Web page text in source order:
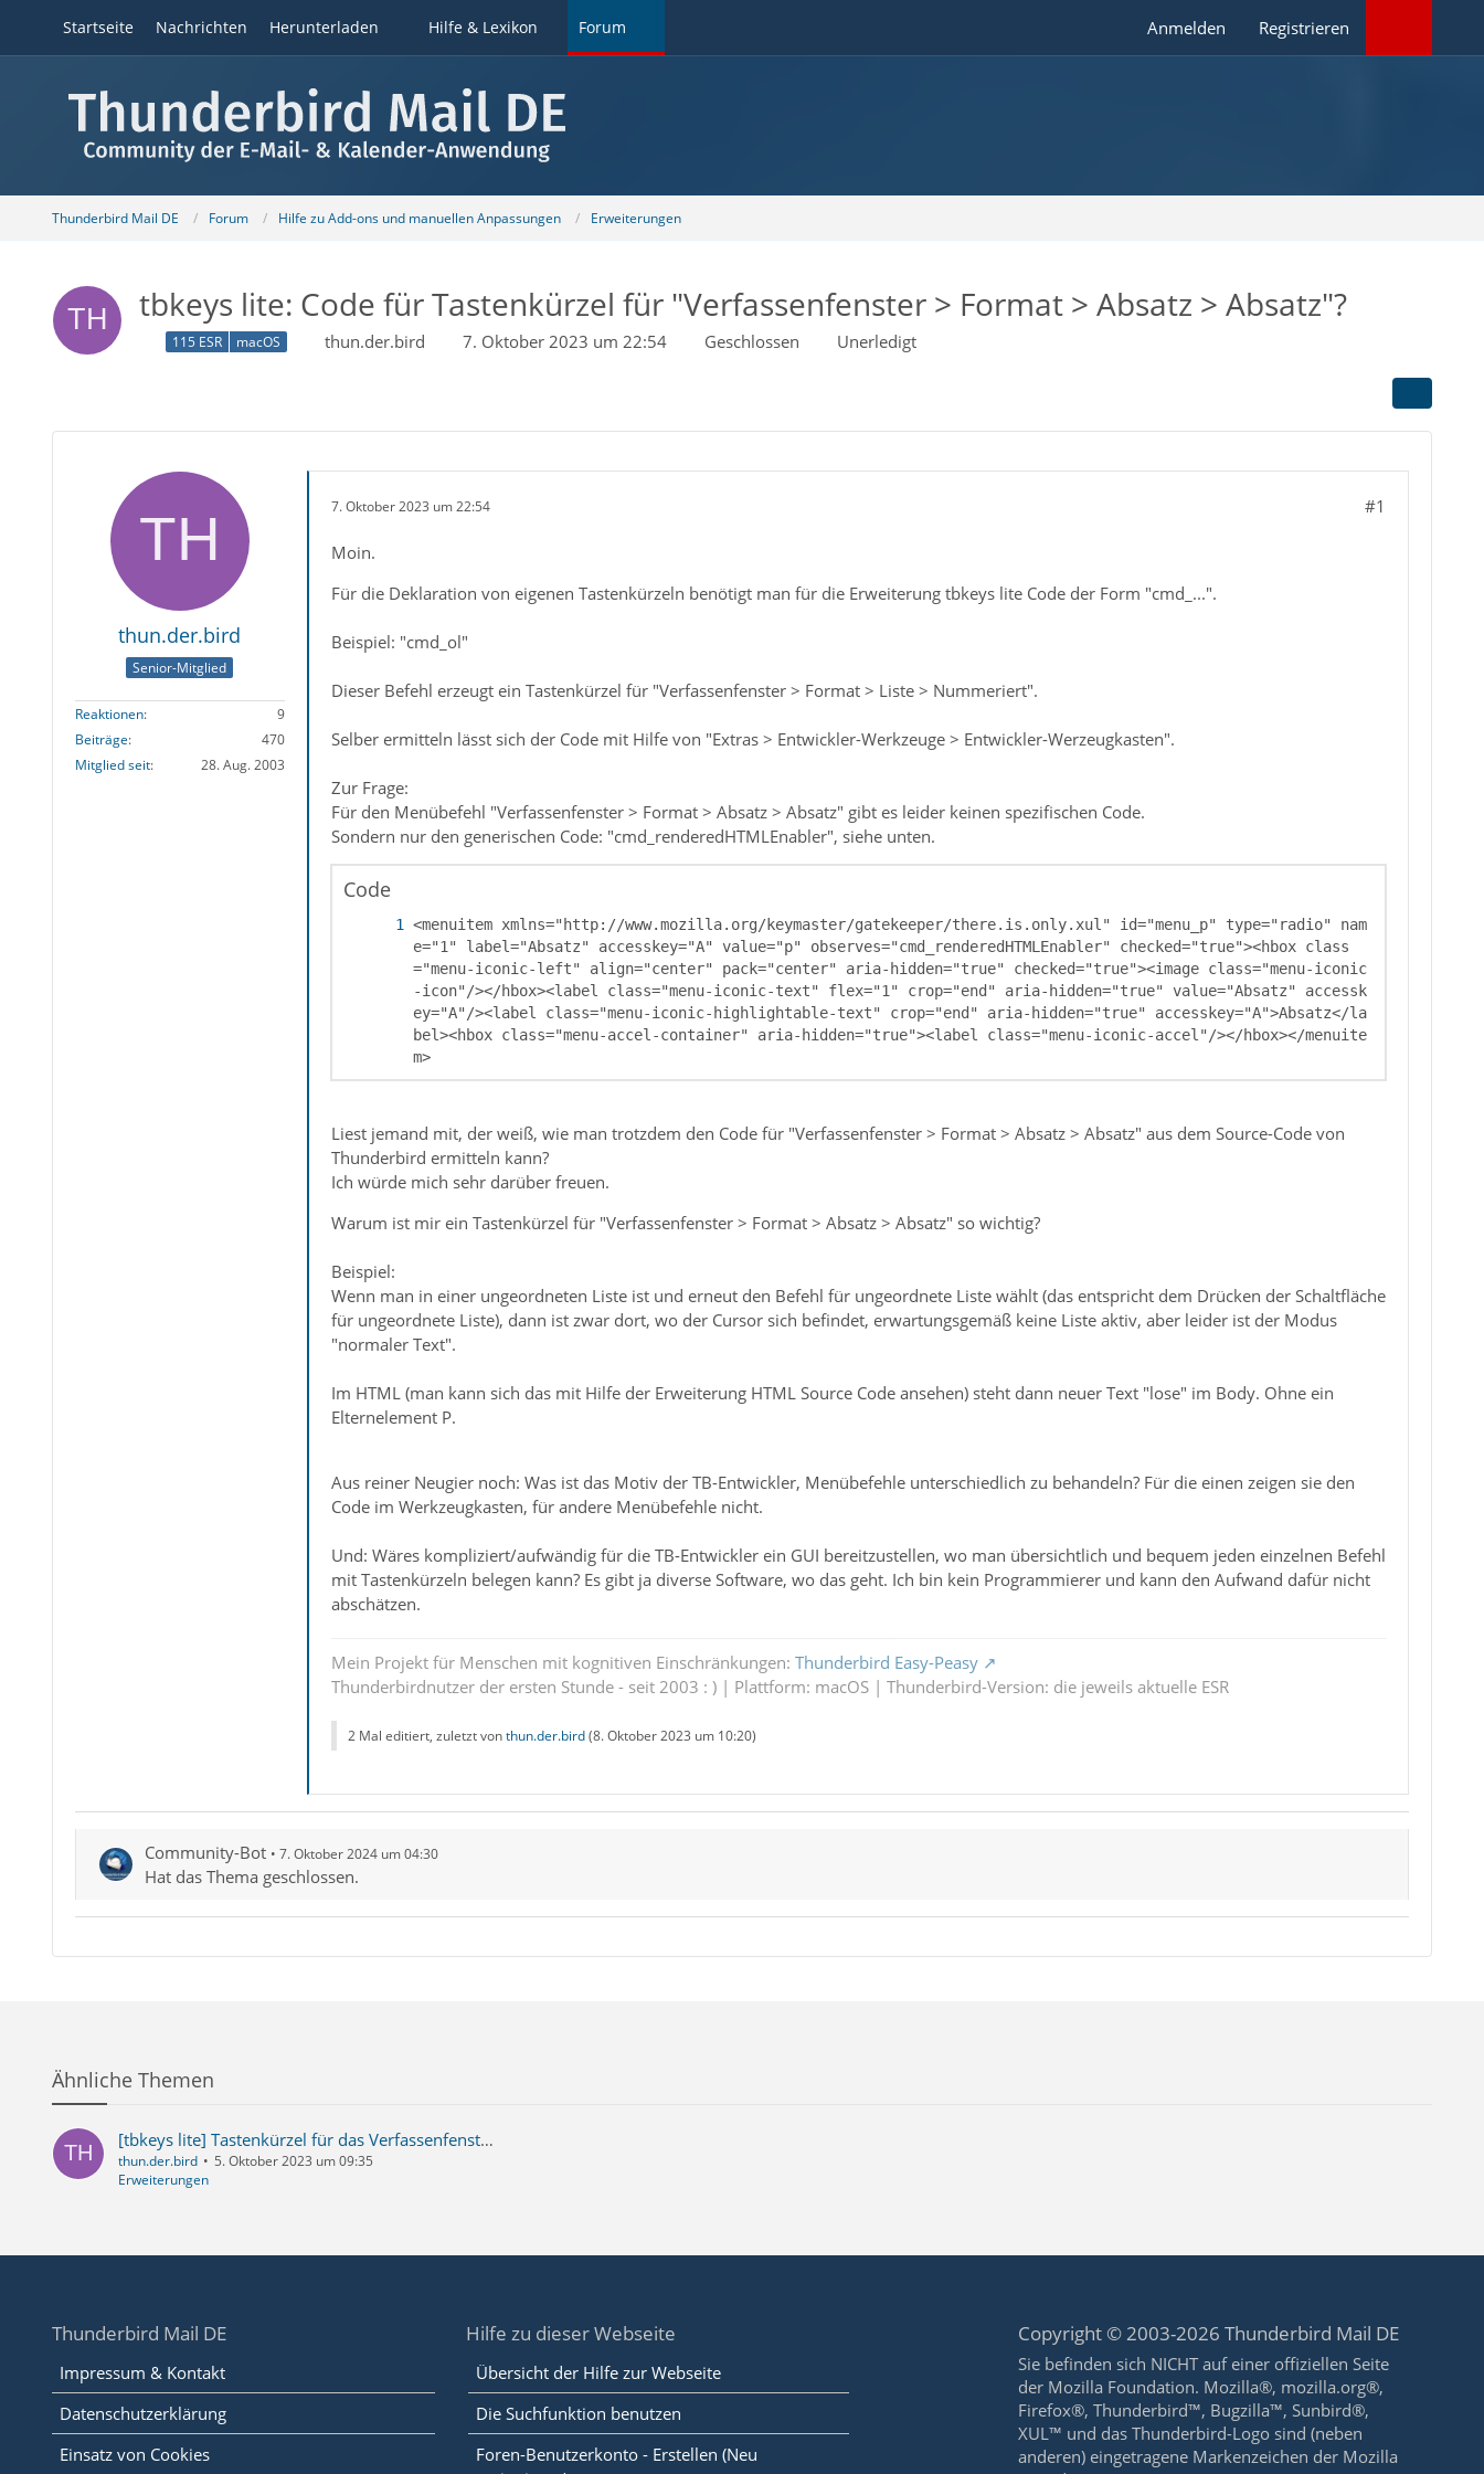
Startseite Nachrichten Herunterladen Hilfe & Lexikon Forum Anmelden Registrieren
Thunderbird Mail DE Forum Hilfe zu Add-ons und manuellen Anpassungen Erweiterungen
tbkeys lite: Code für Tastenkürzel für "Verfassenfenster > Format > Absatz > Absatz"?
115 ESR macOS thun.der.bird 7. Oktober 2023 um 22:54 Geschlossen Unerledigt
thun.der.bird
Senior-Mitglied
Reaktionen
9
Beiträge
470
Mitglied seit
28. Aug. 2003
7. Oktober 2023 um 22:54 #1
Moin.
Für die Deklaration von eigenen Tastenkürzeln benötigt man für die Erweiterung tbkeys lite Code der Form "cmd_...".
Beispiel: "cmd_ol"
Dieser Befehl erzeugt ein Tastenkürzel für "Verfassenfenster > Format > Liste > Nummeriert".
Selber ermitteln lässt sich der Code mit Hilfe von "Extras > Entwickler-Werkzeuge > Entwickler-Werzeugkasten".
Zur Frage:
Für den Menübefehl "Verfassenfenster > Format > Absatz > Absatz" gibt es leider keinen spezifischen Code.
Sondern nur den generischen Code: "cmd_renderedHTMLEnabler", siehe unten.
Code
<menuitem xmlns="http://www.mozilla.org/keymaster/gatekeeper/there.is.only.xul" id="menu_p" type="radio" nam
e="1" label="Absatz" accesskey="A" value="p" observes="cmd_renderedHTMLEnabler" checked="true"><hbox class
="menu-iconic-left" align="center" pack="center" aria-hidden="true" checked="true"><image class="menu-iconic
-icon"/></hbox><label class="menu-iconic-text" flex="1" crop="end" aria-hidden="true" value="Absatz" accessk
ey="A"/><label class="menu-iconic-highlightable-text" crop="end" aria-hidden="true" accesskey="A">Absatz</la
bel><hbox class="menu-accel-container" aria-hidden="true"><label class="menu-iconic-accel"/></hbox></menuite
m>
Liest jemand mit, der weiß, wie man trotzdem den Code für "Verfassenfenster > Format > Absatz > Absatz" aus dem Source-Code von
Thunderbird ermitteln kann?
Ich würde mich sehr darüber freuen.
Warum ist mir ein Tastenkürzel für "Verfassenfenster > Format > Absatz > Absatz" so wichtig?
Beispiel:
Wenn man in einer ungeordneten Liste ist und erneut den Befehl für ungeordnete Liste wählt (das entspricht dem Drücken der Schaltfläche
für ungeordnete Liste), dann ist zwar dort, wo der Cursor sich befindet, erwartungsgemäß keine Liste aktiv, aber leider ist der Modus
"normaler Text".
Im HTML (man kann sich das mit Hilfe der Erweiterung HTML Source Code ansehen) steht dann neuer Text "lose" im Body. Ohne ein
Elternelement P.
Aus reiner Neugier noch: Was ist das Motiv der TB-Entwickler, Menübefehle unterschiedlich zu behandeln? Für die einen zeigen sie den
Code im Werkzeugkasten, für andere Menübefehle nicht.
Und: Wäres kompliziert/aufwändig für die TB-Entwickler ein GUI bereitzustellen, wo man übersichtlich und bequem jeden einzelnen Befehl
mit Tastenkürzeln belegen kann? Es gibt ja diverse Software, wo das geht. Ich bin kein Programmierer und kann den Aufwand dafür nicht
abschätzen.
Mein Projekt für Menschen mit kognitiven Einschränkungen: Thunderbird Easy-Peasy
Thunderbirdnutzer der ersten Stunde - seit 2003 : ) | Plattform: macOS | Thunderbird-Version: die jeweils aktuelle ESR
2 Mal editiert, zuletzt vonthun.der.bird(8. Oktober 2023 um 10:20)
Community-Bot 7. Oktober 2024 um 04:30
Hat das Thema geschlossen.
Ähnliche Themen
[tbkeys lite] Tastenkürzel für das Verfassenfenster für HTML-Mails: Code ermitteln
thun.der.bird
5. Oktober 2023 um 09:35
Erweiterungen
Thunderbird Mail DE
Impressum & Kontakt
Datenschutzerklärung
Einsatz von Cookies
Hilfe zu dieser Webseite
Übersicht der Hilfe zur Webseite
Die Suchfunktion benutzen
Foren-Benutzerkonto - Erstellen (Neu
Copyright © 2003-2026 Thunderbird Mail DE
Sie befinden sich NICHT auf einer offiziellen Seite
der Mozilla Foundation. Mozilla®, mozilla.org®,
Firefox®, Thunderbird™, Bugzilla™, Sunbird®,
XUL™ und das Thunderbird-Logo sind (neben
anderen) eingetragene Markenzeichen der Mozilla